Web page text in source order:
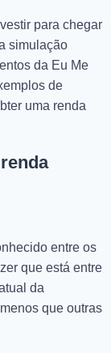
para chegar
simulação
da Eu Me
de
uma renda
entre os
que está entre
da
que outras